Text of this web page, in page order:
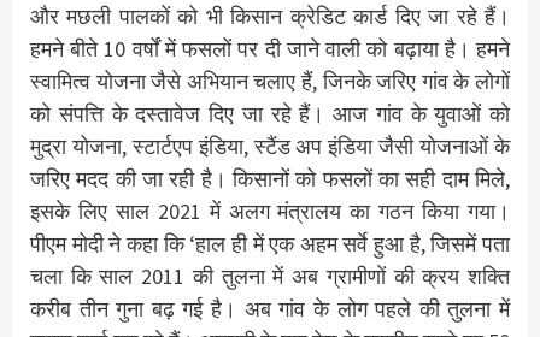
और मछली पालकों को भी किसान क्रेडिट कार्ड दिए जा रहे हैं।
हमने बीते 10 वर्षों में फसलों पर दी जाने वाली को बढ़ाया है। हमने
स्वामित्व योजना जैसे अभियान चलाए हैं, जिनके जरिए गांव के लोगों
को संपत्ति के दस्तावेज दिए जा रहे हैं। आज गांव के युवाओं को
मुद्रा योजना, स्टार्टएप इंडिया, स्टैंड अप इंडिया जैसी योजनाओं के
जरिए मदद की जा रही है। किसानों को फसलों का सही दाम मिले,
इसके लिए साल 2021 में अलग मंत्रालय का गठन किया गया।
पीएम मोदी ने कहा कि ‘हाल ही में एक अहम सर्वे हुआ है, जिसमें पता
चला कि साल 2011 की तुलना में अब ग्रामीणों की क्रय शक्ति
करीब तीन गुना बढ़ गई है। अब गांव के लोग पहले की तुलना में